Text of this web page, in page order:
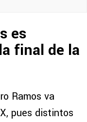
es
final de la
Ramos va
pues distintos